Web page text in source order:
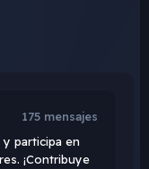
175 mensajes
participa en
¡Contribuye